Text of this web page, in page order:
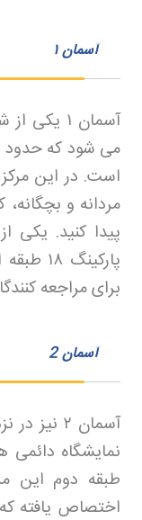
آسمان۱
آسمان ۱ یکی از
می شود که حدود
است. در این مرکز
مردانه و
پیدا کنید. یکی
پارکینگ ۱۸
برای مراجعه
آسمان2
آسمان ۲نیز در
نمایشگاه
طبقه دوم این
اختصاص یافته